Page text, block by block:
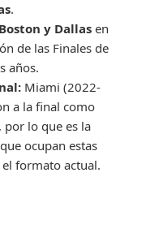
.
Boston y Dallas en
de las Finales de
años.
Miami (2022-
a la final como
por lo que es la
ocupan estas
formato actual.